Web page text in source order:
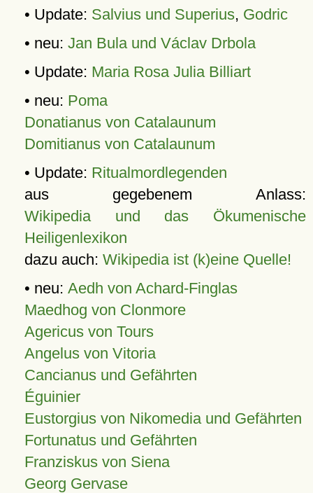
• Update: Salvius und Superius, Godric
• neu: Jan Bula und Václav Drbola
• Update: Maria Rosa Julia Billiart
• neu: Poma
Donatianus von Catalaunum
Domitianus von Catalaunum
• Update: Ritualmordlegenden
aus gegebenem Anlass:
Wikipedia und das Ökumenische
Heiligenlexikon
dazu auch: Wikipedia ist (k)eine Quelle!
• neu: Aedh von Achard-Finglas
Maedhog von Clonmore
Agericus von Tours
Angelus von Vitoria
Cancianus und Gefährten
Éguinier
Eustorgius von Nikomedia und Gefährten
Fortunatus und Gefährten
Franziskus von Siena
Georg Gervase